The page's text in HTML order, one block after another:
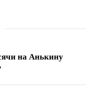
на Анькину